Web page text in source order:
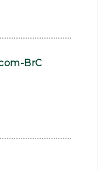
BrC